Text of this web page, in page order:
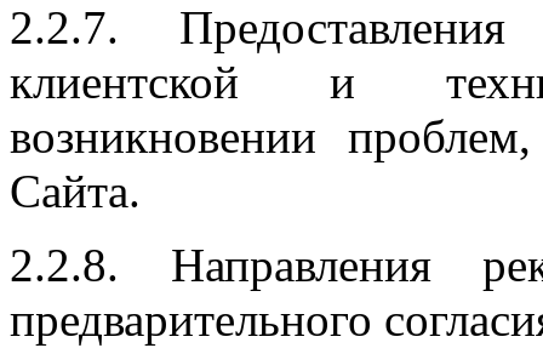
2.2.7.
клиентской и
возникновении
Сайта.
2.2.8. Направления
предварительного